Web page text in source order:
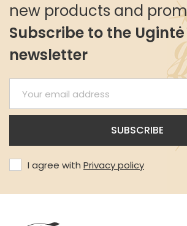
new products and
Subscribe to the Ugintė
newsletter
I agree with Privacy policy